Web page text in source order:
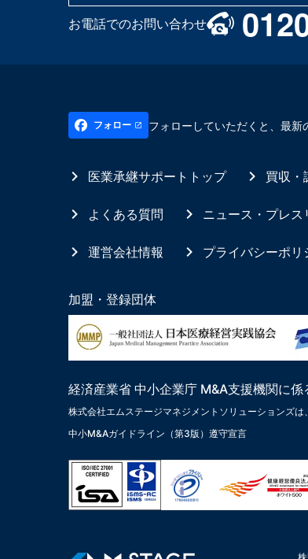
お電話でのお問い合わせ
フォロー フォローしていただくと、最新
医業承継サポートトップ 買収・
よくある質問 ニュース・プレス
運営会社情報 プライバシーポリ
加盟・登録団体
経済産業省 中小企業庁 M&A支援機関に係
株式会社エムステージマネジメントソリューションズ
中小M&Aガイドライン（第3版）遵守宣言